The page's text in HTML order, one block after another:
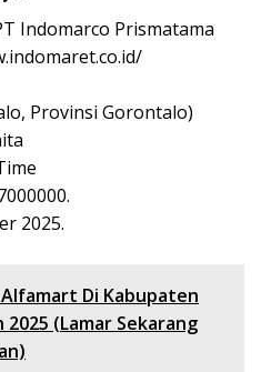
Indomarco Prismatama
Provinsi Gorontalo)
.
2025.
Di Kabupaten
(Lamar Sekarang